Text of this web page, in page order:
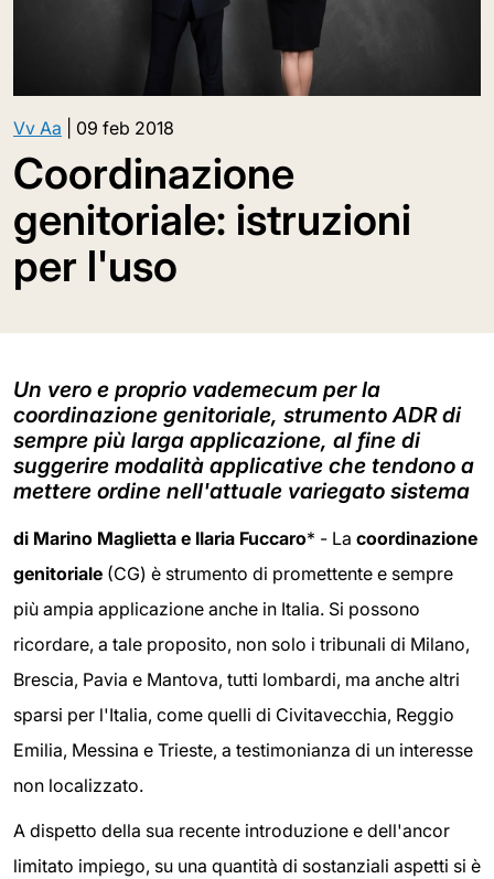
Vv Aa 09 feb 2018
Coordinazione
genitoriale: istruzioni
per l'uso
Un vero e proprio vademecum per la
coordinazione genitoriale, strumento ADR di
sempre più larga applicazione, al fine di
suggerire modalità applicative che tendono a
mettere ordine nell'attuale variegato sistema
di Marino Maglietta e Ilaria Fuccaro* - La coordinazione
genitoriale (CG) è strumento di promettente e sempre
più ampia applicazione anche in Italia. Si possono
ricordare, a tale proposito, non solo i tribunali di Milano,
Brescia, Pavia e Mantova, tutti lombardi, ma anche altri
sparsi per l'Italia, come quelli di Civitavecchia, Reggio
Emilia, Messina e Trieste, a testimonianza di un interesse
non localizzato.
A dispetto della sua recente introduzione e dell'ancor
limitato impiego, su una quantità di sostanziali aspetti si è